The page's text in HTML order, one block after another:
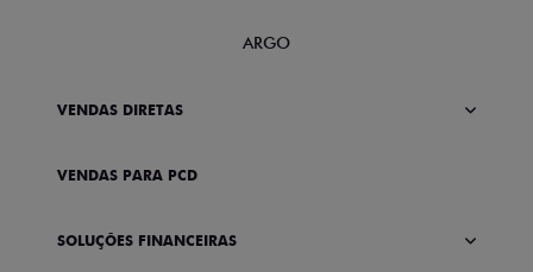
ARGO
VENDAS DIRETAS
VENDAS PARA PCD
SOLUÇÕES FINANCEIRAS